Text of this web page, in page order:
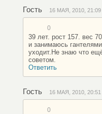
Гость 16 МАЯ, 2010, 21:09
0
39 лет. рост 157. вес
и занимаюсь
уходит.Не знаю что
советом.
Ответить
Гость 16 МАЯ, 2010, 20:51
0